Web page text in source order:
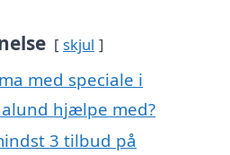
skjul
med speciale i
hjælpe med?
3 tilbud på